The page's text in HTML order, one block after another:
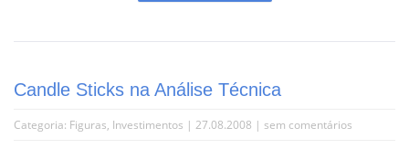
Candle Sticks na Análise Técnica
Categoria: Figuras, Investimentos | 27.08.2008 | sem comentários